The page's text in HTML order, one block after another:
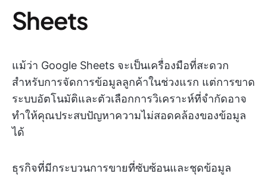
Sheets
แม้ว่า Google Sheets จะเป็นเครื่องมือที่สะดวก
สำหรับการจัดการข้อมูลลูกค้าในช่วงแรก แต่การขาด
ระบบอัตโนมัติและตัวเลือกการวิเคราะห์ที่จำกัดอาจ
ทำให้คุณประสบปัญหาความไม่สอดคล้องของข้อมูล
ได้
ธุรกิจที่มีกระบวนการขายที่ซับซ้อนและชุดข้อมูล